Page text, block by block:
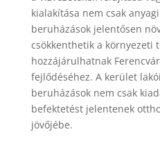
kialakítása nem csak
beruházások jelentősen
csökkenthetik a környezeti
hozzájárulhatnak
fejlődéséhez. A kerület
beruházások nem csak
befektetést jelentenek
jövőjébe.